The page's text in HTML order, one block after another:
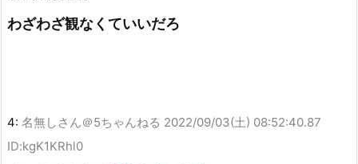
わざわざ観なくていいだろ
4: 名無しさん＠5ちゃんねる 2022/09/03(土) 08:52:40.87
ID:kgK1KRhl0